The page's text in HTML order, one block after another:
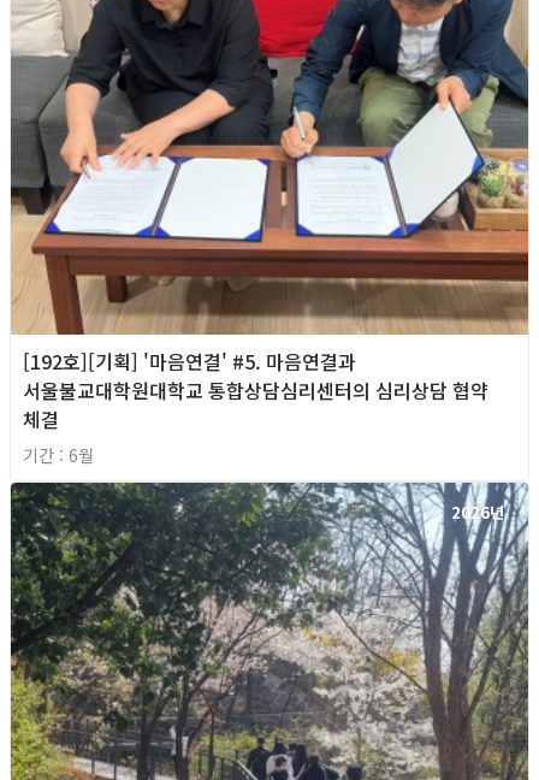
[192호][기획] '마음연결' #5. 마음연결과
서울불교대학원대학교 통합상담심리센터의 심리상담 협약
체결
기간 : 6월
2026년